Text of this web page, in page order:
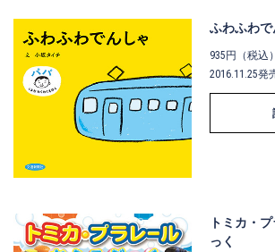
ふわふわで
935円（税込）
2016.11.25発
トミカ・
っく